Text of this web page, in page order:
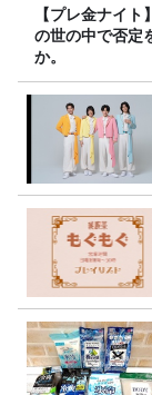
【プレ金ナイト
の世の中で否定
か。